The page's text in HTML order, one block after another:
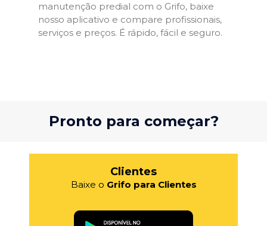
manutenção predial com o Grifo, baixe
nosso aplicativo e compare profissionais,
serviços e preços. É rápido, fácil e seguro.
Pronto para começar?
Clientes
Baixe o Grifo para Clientes